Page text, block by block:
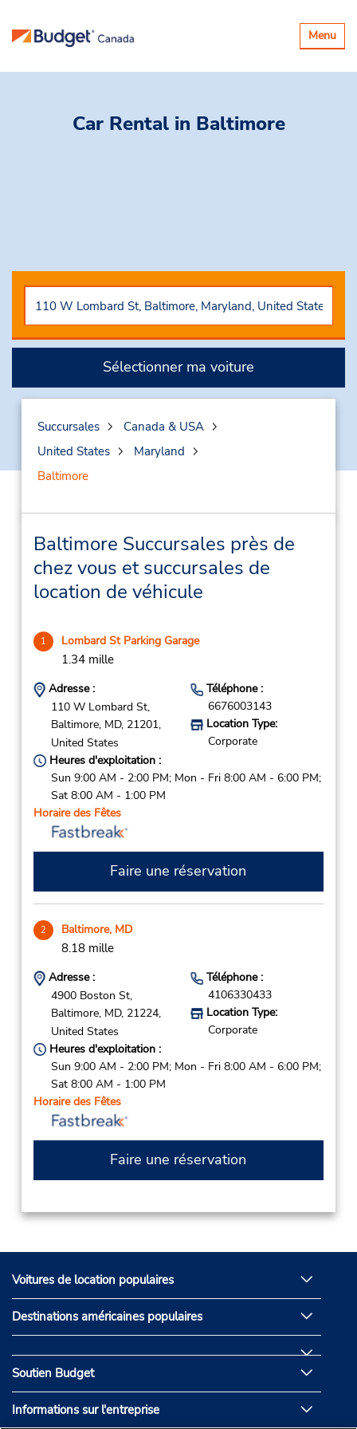
Basculer
la
Menu
Car Rental in Baltimore
Sélectionner ma voiture
Succursales
Canada & USA
United States
Maryland
Baltimore
Baltimore Succursales près de
chez vous et succursales de
location de véhicule
1 Lombard St Parking Garage
1.34 mille
Adresse :
110 W Lombard St,
Baltimore, MD, 21201,
United States
Téléphone :
6676003143
Location Type:
Corporate
Heures d'exploitation :
Sun 9:00 AM - 2:00 PM; Mon - Fri 8:00 AM - 6:00 PM;
Sat 8:00 AM - 1:00 PM
Horaire des Fêtes
Faire une réservation
2 Baltimore, MD
8.18 mille
Adresse :
4900 Boston St,
Baltimore, MD, 21224,
United States
Téléphone :
4106330433
Location Type:
Corporate
Heures d'exploitation :
Sun 9:00 AM - 2:00 PM; Mon - Fri 8:00 AM - 6:00 PM;
Sat 8:00 AM - 1:00 PM
Horaire des Fêtes
Faire une réservation
Voitures de location populaires
Destinations américaines populaires
Soutien Budget
Informations sur l'entreprise